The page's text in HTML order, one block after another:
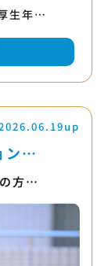
生年…
ン…
方…